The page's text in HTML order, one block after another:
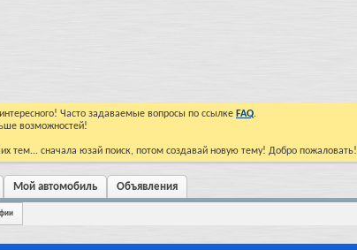
Часто задаваемые вопросы по ссылке FAQ.
возможностей!
тем... сначала юзай поиск, потом создавай новую тему! Добро пожаловать!
Мой автомобиль Объявления